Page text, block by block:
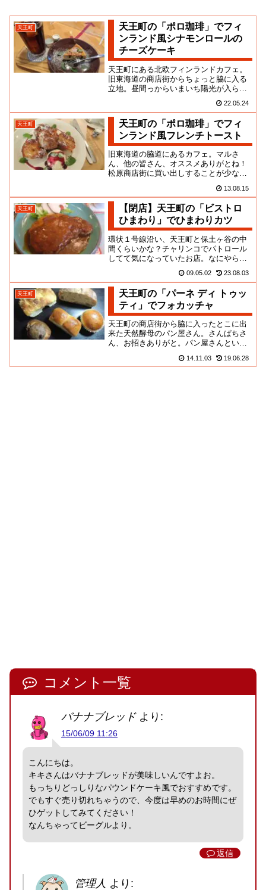
天王町
天王町の「ポロ珈琲」でフィ
ンランド風シナモンロールの
チーズケーキ
天王町にある北欧フィンランドカフェ。
旧東海道の商店街からちょっと脇に入る
立地。昼間っからいまいち陽光が入らな
しれませんな。ちらり除く限り... 22.05.24
天王町
天王町の「ポロ珈琲」でフィ
ンランド風フレンチトースト
旧東海道の脇道にあるカフェ。マルさ
ん、他の皆さん、オススメありがとね！
松原商店街に買い出しすることが少なく
辺を探検できなかったんだよね。...13.08.15
天王町
【閉店】天王町の「ビストロ
ひまわり」でひまわりカツ
環状１号線沿い、天王町と保土ヶ谷の中
間くらいかな？チャリンコでパトロール
してて気になっていたお店。なにやら、
さ。同じデブとしては、あいさ...
09.05.02 23.08.03
天王町
天王町の「パーネ ディ トゥッ
ティ」でフォカッチャ
天王町の商店街から脇に入ったとこに出
来た天然酵母のパン屋さん。さんぱちさ
ん、お招きありがと。パン屋さんという
に小さなパンのケースがあって...
14.11.03 19.06.28
コメント一覧
バナナブレッド より:
15/06/09 11:26
こんにちは。
キキさんはバナナブレッドが美味しいんですよお。
もっちりどっしりなパウンドケーキ風でおすすめです。
でもすぐ売り切れちゃうので、今度は早めのお時間にぜ
ひゲットしてみてください！
なんちゃってビーグルより。
返信
管理人 より: